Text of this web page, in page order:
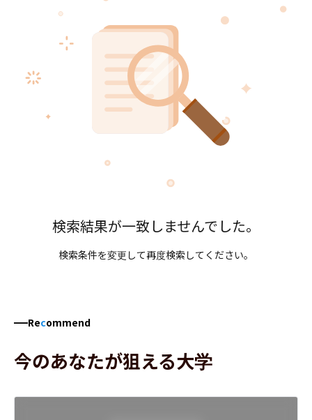
検索結果が一致しませんでした。
検索条件を変更して再度検索してください。
Recommend
今のあなたが狙える大学